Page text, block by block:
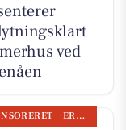
ved
ERHVERV